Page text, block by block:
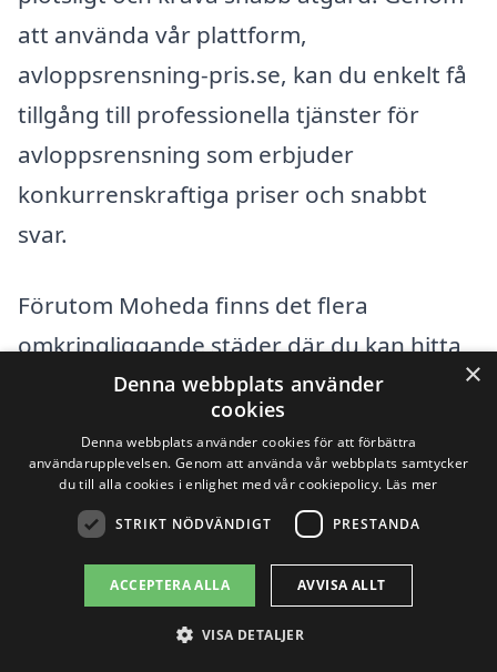
att använda vår plattform,
avloppsrensning-pris.se, kan du enkelt få
tillgång till professionella tjänster för
avloppsrensning som erbjuder
konkurrenskraftiga priser och snabbt
svar.
Förutom Moheda finns det flera
omkringliggande städer där du kan hitta
kvalificerade företag som kan hjälpa till
med avloppsrensning. Här är några
exempel:
Alvesta
Bredaryd
×
Denna webbplats använder
cookies
Denna webbplats använder cookies för att förbättra
användarupplevelsen. Genom att använda vår webbplats samtycker
du till alla cookies i enlighet med vår cookiepolicy. Läs mer
STRIKT NÖDVÄNDIGT PRESTANDA
ACCEPTERA ALLA AVVISA ALLT
VISA DETALJER